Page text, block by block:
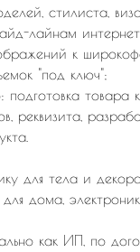
стилиста,
лайнам
к
"под ключ";
подготовка товара
реквизита,
для тела и
дома,
как ИП, по